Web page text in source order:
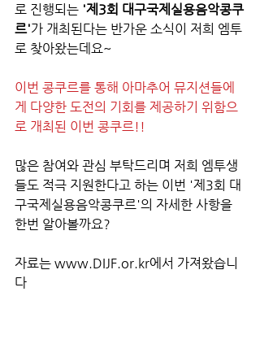
로 진행되는 '제3회 대구국제실용음악콩쿠
르'가 개최된다는 반가운 소식이 저희 엠투
로 찾아왔는데요~
이번 콩쿠르를 통해 아마추어 뮤지션들에
게 다양한 도전의 기회를 제공하기 위함으
로 개최된 이번 콩쿠르!!
많은 참여와 관심 부탁드리며 저희 엠투생
들도 적극 지원한다고 하는 이번 '제3회 대
구국제실용음악콩쿠르'의 자세한 사항을
한번 알아볼까요?
자료는 www.DIJF.or.kr에서 가져왔습니
다